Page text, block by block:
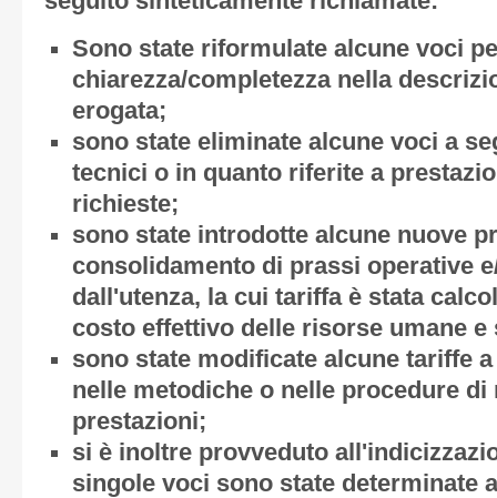
Sono state riformulate alcune voci
chiarezza/completezza nella
erogata;
sono state eliminate alcune voci a
tecnici o in quanto riferite a
richieste;
sono state introdotte alcune nuove
consolidamento di prassi operative
dall'utenza, la cui tariffa è stata
costo effettivo delle risorse umane
sono state modificate alcune tariffe
nelle metodiche o nelle procedure di
prestazioni;
si è inoltre provveduto
singole voci sono state determinate